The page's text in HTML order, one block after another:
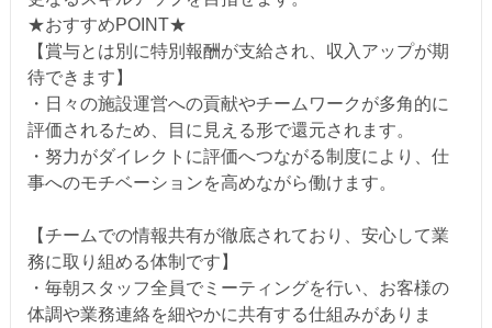
★おすすめPOINT★
【賞与とは別に特別報酬が支給され、収入アップが期
待できます】
・日々の施設運営への貢献やチームワークが多角的に
評価されるため、目に見える形で還元されます。
・努力がダイレクトに評価へつながる制度により、仕
事へのモチベーションを高めながら働けます。
【チームでの情報共有が徹底されており、安心して業
務に取り組める体制です】
・毎朝スタッフ全員でミーティングを行い、お客様の
体調や業務連絡を細やかに共有する仕組みがありま